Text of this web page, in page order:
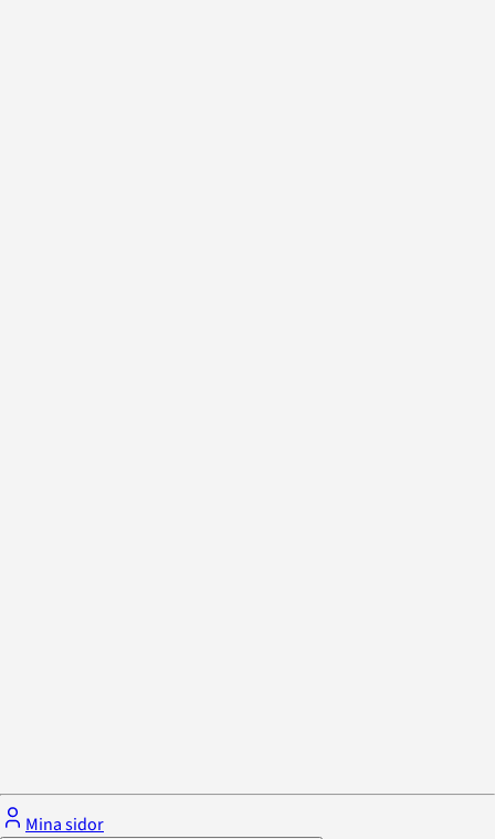
Mina sidor